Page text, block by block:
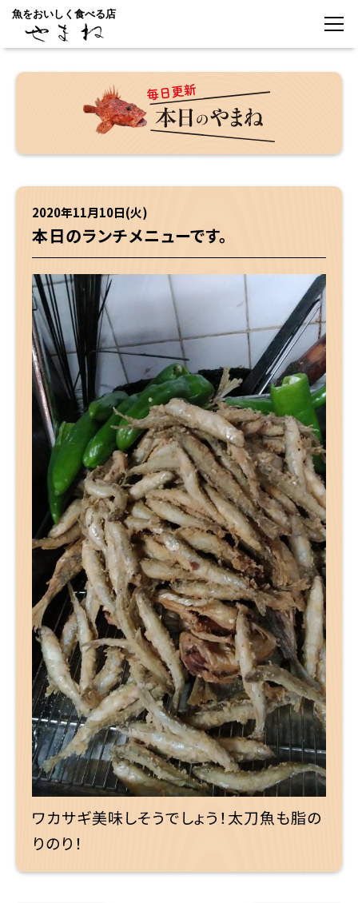
魚をおいしく食べる店
2020年11月10日(火)
本日のランチメニューです。
ワカサギ美味しそうでしょう！太刀魚も脂の
りのり！